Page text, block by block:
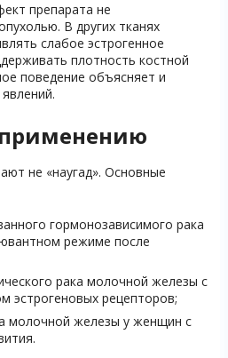
препарата не
В других тканях
слабое эстрогенное
плотность костной
поведение объясняет и
не «наугад». Основные
гормонозависимого рака
режиме после
рака молочной железы с
эстрогеновых рецепторов;
молочной железы у женщин с